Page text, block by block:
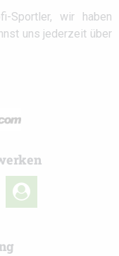
Sportler, wir haben
uns jederzeit über
user-
circle